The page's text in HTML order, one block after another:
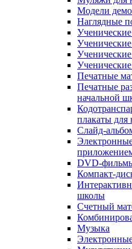
Модели
Наглядные
Печатные
Печатные
начальной
плакаты для
Слайд-
DVD-
Компакт-
школы
Счетный
Музыка